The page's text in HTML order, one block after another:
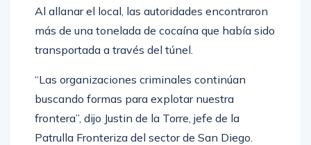
Al allanar el local, las autoridades encontraron
más de una tonelada de cocaína que había sido
transportada a través del túnel.
“Las organizaciones criminales continúan
buscando formas para explotar nuestra
frontera”, dijo Justin de la Torre, jefe de la
Patrulla Fronteriza del sector de San Diego.